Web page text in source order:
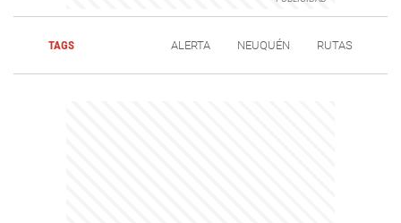
TAGS ALERTA NEUQUÉN RUTAS